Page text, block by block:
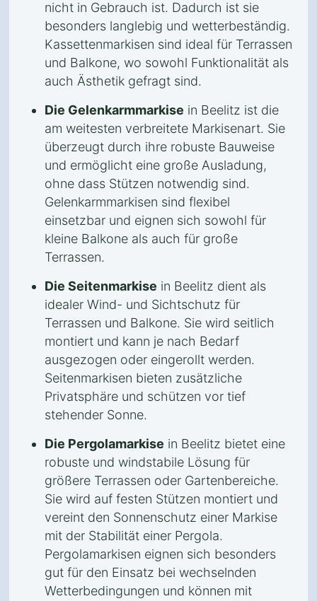
nicht in Gebrauch ist. Dadurch ist sie
besonders langlebig und wetterbeständig.
Kassettenmarkisen sind ideal für Terrassen
und Balkone, wo sowohl Funktionalität als
auch Ästhetik gefragt sind.
Die Gelenkarmmarkise in Beelitz ist die
am weitesten verbreitete Markisenart. Sie
überzeugt durch ihre robuste Bauweise
und ermöglicht eine große Ausladung,
ohne dass Stützen notwendig sind.
Gelenkarmmarkisen sind flexibel
einsetzbar und eignen sich sowohl für
kleine Balkone als auch für große
Terrassen.
Die Seitenmarkise in Beelitz dient als
idealer Wind- und Sichtschutz für
Terrassen und Balkone. Sie wird seitlich
montiert und kann je nach Bedarf
ausgezogen oder eingerollt werden.
Seitenmarkisen bieten zusätzliche
Privatsphäre und schützen vor tief
stehender Sonne.
Die Pergolamarkise in Beelitz bietet eine
robuste und windstabile Lösung für
größere Terrassen oder Gartenbereiche.
Sie wird auf festen Stützen montiert und
vereint den Sonnenschutz einer Markise
mit der Stabilität einer Pergola.
Pergolamarkisen eignen sich besonders
gut für den Einsatz bei wechselnden
Wetterbedingungen und können mit